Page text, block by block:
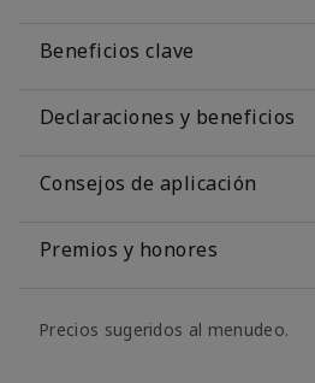
Beneficios clave
Declaraciones y beneficios
Consejos de aplicación
Premios y honores
Precios sugeridos al menudeo.